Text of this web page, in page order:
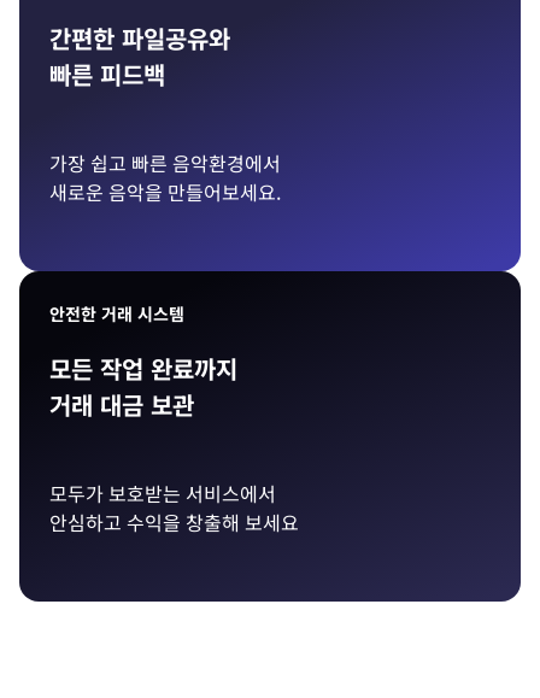
간편한 파일공유와
빠른 피드백
가장 쉽고 빠른 음악환경에서
새로운 음악을 만들어보세요.
안전한 거래 시스템
모든 작업 완료까지
거래 대금 보관
모두가 보호받는 서비스에서
안심하고 수익을 창출해 보세요